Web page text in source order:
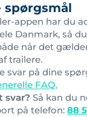
appen har du
Danmark, så
når det
trailere.
svar på dine
FAQ.
svar? Så kan du
på telefon: 88